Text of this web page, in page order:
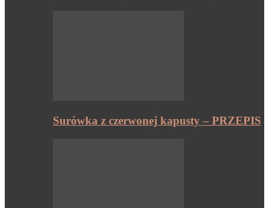
Surówka z czerwonej kapusty – PRZEPIS